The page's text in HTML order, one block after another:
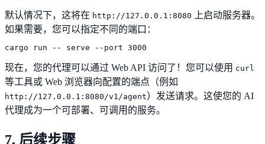
默认情况下，这将在 http://127.0.0.1:8080
上启动服务器。
如果需要，您可以指定不同的端口：
cargo run -- serve --port 3000
现在，您的代理可以通过 Web API 访问了！您可以使用 curl
等工具或 Web 浏览器向配置的端点（例如
http://127.0.0.1:8080/v1/agent）发送请求。这使您的 AI
代理成为一个可部署、可调用的服务。
7. 后续步骤